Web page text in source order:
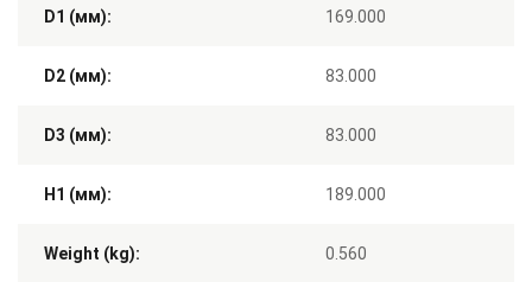
D1 (мм): 169.000
D2 (мм): 83.000
D3 (мм): 83.000
H1 (мм): 189.000
Weight (kg): 0.560